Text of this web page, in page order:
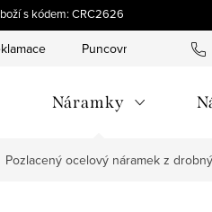
s kódem: CRC2626
Puncovní značky
Náramky
Pozlacený ocelový náramek z